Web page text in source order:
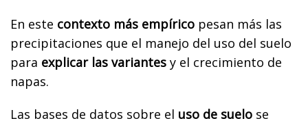
En este contexto más empírico pesan más las
precipitaciones que el manejo del uso del suelo
para explicar las variantes y el crecimiento de
napas.
Las bases de datos sobre el uso de suelo se